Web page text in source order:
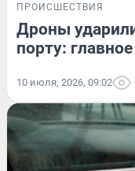
ПРОИСШЕСТВИЯ
Дроны
порту:
10 июля, 2026, 09:02